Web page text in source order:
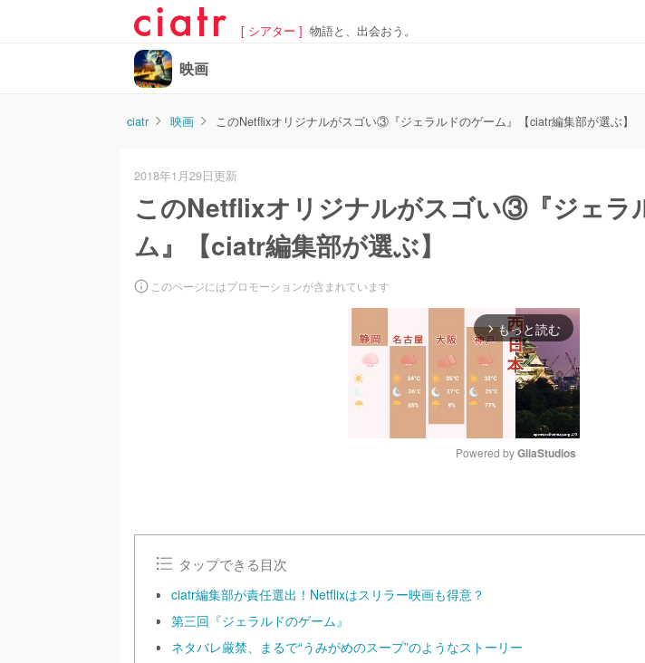
[ シアター ] 物語と、出会おう。
映画
ciatr 映画 このNetflixオリジナルがスゴい③『ジェラルドのゲーム』【ciatr編集部が選ぶ】
2018年1月29日更新
このNetflixオリジナルがスゴい③『ジェラ
ム』【ciatr編集部が選ぶ】
このページにはプロモーションが含まれています
arrow_forward_ios もっと読む
u
Powered by GliaStudios
タップできる目次
ciatr編集部が責任選出！Netflixはスリラー映画も得意？
第三回『ジェラルドのゲーム』
ネタバレ厳禁、まるで“うみがめのスープ”のようなストーリー